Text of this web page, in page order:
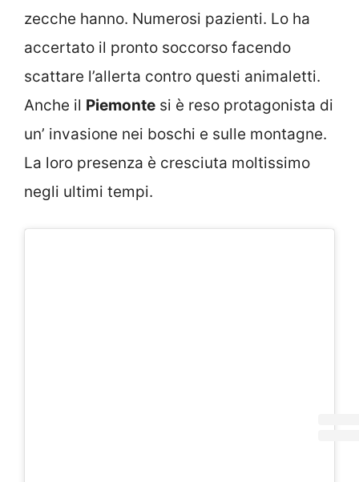
zecche hanno. Numerosi pazienti. Lo ha
accertato il pronto soccorso facendo
scattare l’allerta contro questi animaletti.
Anche il Piemonte si è reso protagonista di
un’ invasione nei boschi e sulle montagne.
La loro presenza è cresciuta moltissimo
negli ultimi tempi.